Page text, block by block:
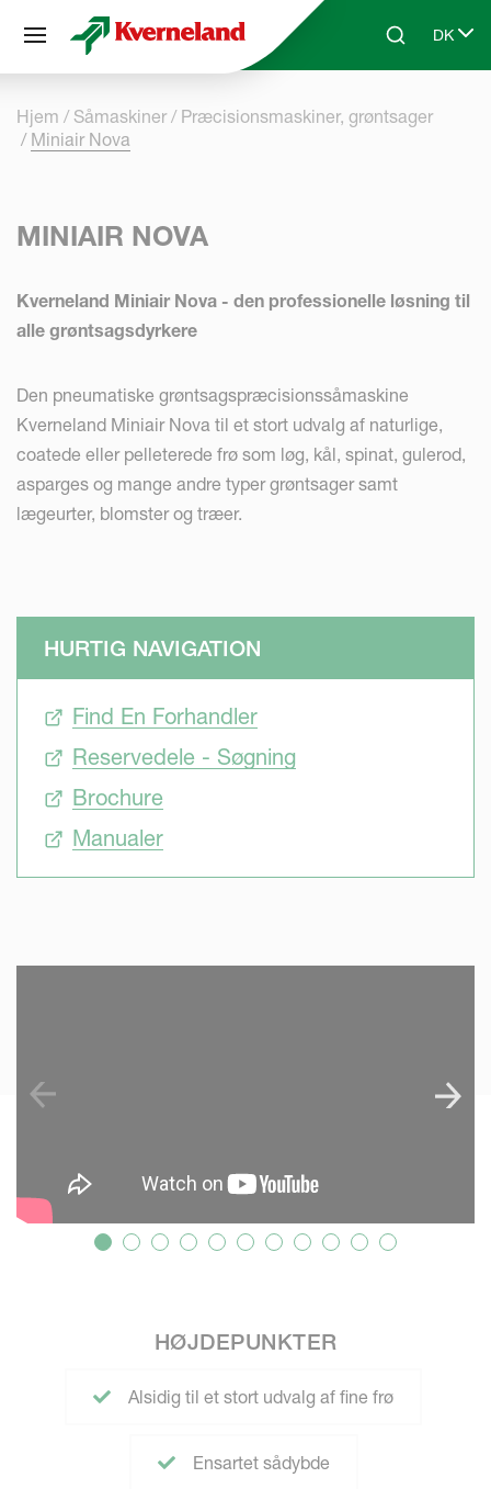
Skip to main contentSearchDK
Select
Hjem Såmaskiner
Præcisionsmaskiner, grøntsager
Miniair Nova
MINIAIR NOVA
Kverneland Miniair Nova - den professionelle løsning til
alle grøntsagsdyrkere
Den pneumatiske grøntsagspræcisionssåmaskine
Kverneland Miniair Nova til et stort udvalg af naturlige,
coatede eller pelleterede frø som løg, kål, spinat, gulerod,
asparges og mange andre typer grøntsager samt
lægeurter, blomster og træer.
HURTIG NAVIGATION
Find En Forhandler
Reservedele - Søgning
Brochure
Manualer
HØJDEPUNKTER
Alsidig til et stort udvalg af fine frø
Ensartet sådybde
CCookie-styringspanel